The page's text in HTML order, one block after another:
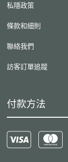
私隱政策
條款和細則
聯絡我們
訪客訂單追蹤
付款方法